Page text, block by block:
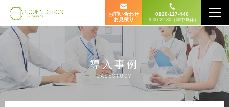
お問い合わせ
お見積り
0120-117-440
9:00-22:30（年中無休）
導入事例
CASESTUDY